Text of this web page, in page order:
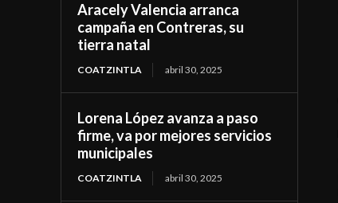
Aracely Valencia arranca
campaña en Contreras, su
tierra natal
COATZINTLA abril 30, 2025
Lorena López avanza a paso
firme, va por mejores servicios
municipales
COATZINTLA abril 30, 2025